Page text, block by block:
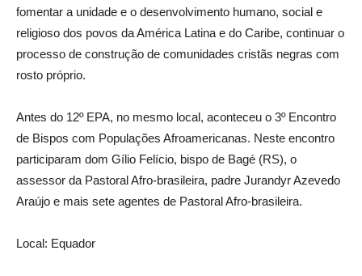
fomentar a unidade e o desenvolvimento humano, social e
religioso dos povos da América Latina e do Caribe, continuar o
processo de construção de comunidades cristãs negras com
rosto próprio.
Antes do 12º EPA, no mesmo local, aconteceu o 3º Encontro
de Bispos com Populações Afroamericanas. Neste encontro
participaram dom Gílio Felício, bispo de Bagé (RS), o
assessor da Pastoral Afro-brasileira, padre Jurandyr Azevedo
Araújo e mais sete agentes de Pastoral Afro-brasileira.
Local: Equador